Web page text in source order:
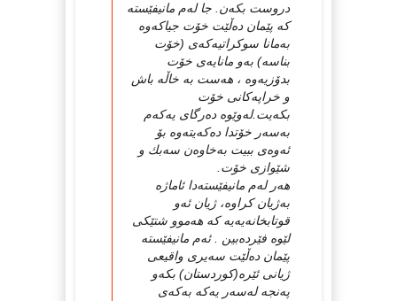
دروست بكه‌ن. جا له‌م مانیفێسته‌
كه‌ پێمان ده‌ڵێت خۆت جیاكه‌وه‌
به‌مانا سوكراتیه‌كه‌ی (خۆت
بناسه‌) به‌و مانایه‌ی خۆت
بدۆزیه‌وه‌ ، هه‌ست به‌ خاڵه‌ باش
و خراپه‌كانی خۆت
بكه‌یت.له‌وێوه‌ ده‌رگای یه‌كه‌م
به‌سه‌ر خۆتدا ده‌كه‌یته‌وه‌ بۆ
ئه‌وه‌ی ببیت به‌خاوه‌ن سه‌بك و
شێوازی خۆت.
هه‌ر له‌م مانیفێسته‌دا ئاماژه‌
به‌ژیان كراوه‌، ژیان ئه‌و
قوتابخانه‌یه‌یه‌ كه‌ هه‌موو شتێكی
لێوه‌ فێرده‌بین . ئه‌م مانیفێسته‌
پێمان ده‌ڵێت سه‌یری واقیعی
ژیانی ئێره‌(كوردستان) بكه‌و
په‌نجه‌ له‌سه‌ر یه‌كه‌ به‌كه‌ی